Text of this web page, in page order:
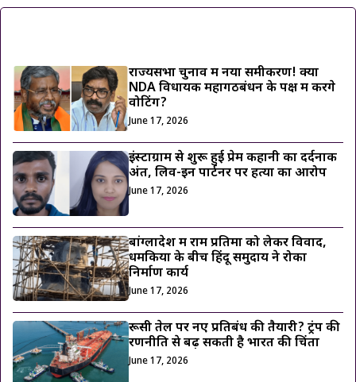
राज्यसभा चुनाव में नया समीकरण! क्या
NDA विधायक महागठबंधन के पक्ष में करेंगे
वोटिंग?
June 17, 2026
इंस्टाग्राम से शुरू हुई प्रेम कहानी का दर्दनाक
अंत, लिव-इन पार्टनर पर हत्या का आरोप
June 17, 2026
बांग्लादेश में राम प्रतिमा को लेकर विवाद,
धमकियों के बीच हिंदू समुदाय ने रोका
निर्माण कार्य
June 17, 2026
रूसी तेल पर नए प्रतिबंध की तैयारी? ट्रंप की
रणनीति से बढ़ सकती है भारत की चिंता
June 17, 2026